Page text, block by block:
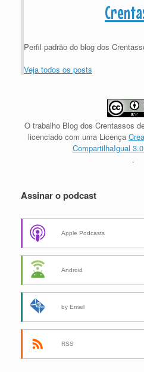
Perfil padrão do blog dos
Veja todos os posts
O trabalho Blog dos Crentassos
licenciado com uma Licença
CompartilhaIgual
.
Assinar o podcast
Apple Podcasts
Android
by Email
RSS